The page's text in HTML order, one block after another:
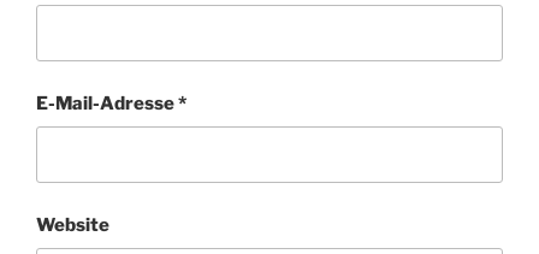
E-Mail-Adresse*
Website